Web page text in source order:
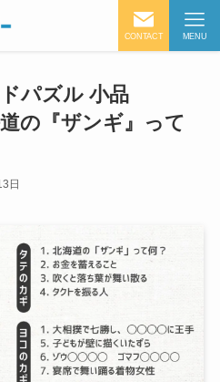
CONTACT MENU
パズル 小品
の『ザンギ』って
日